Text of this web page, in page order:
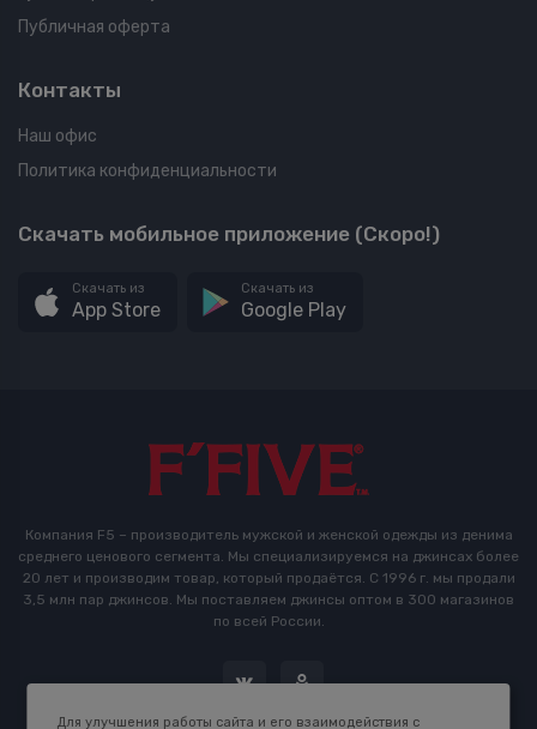
Публичная оферта
Контакты
Наш офис
Политика конфиденциальности
Скачать мобильное приложение (Скоро!)
Скачать из
App Store
Скачать из
Google Play
Компания F5 – производитель мужской и женской одежды из денима
среднего ценового сегмента. Мы специализируемся на джинсах более
20 лет и производим товар, который продаётся. С 1996 г. мы продали
3,5 млн пар джинсов. Мы поставляем джинсы оптом в 300 магазинов
по всей России.
Для улучшения работы сайта и его взаимодействия с